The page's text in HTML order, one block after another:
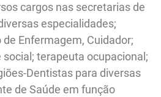
cargos nas secretarias de
especialidades;
Enfermagem, Cuidador;
terapeuta ocupacional;
Dentistas para diversas
de Saúde em função